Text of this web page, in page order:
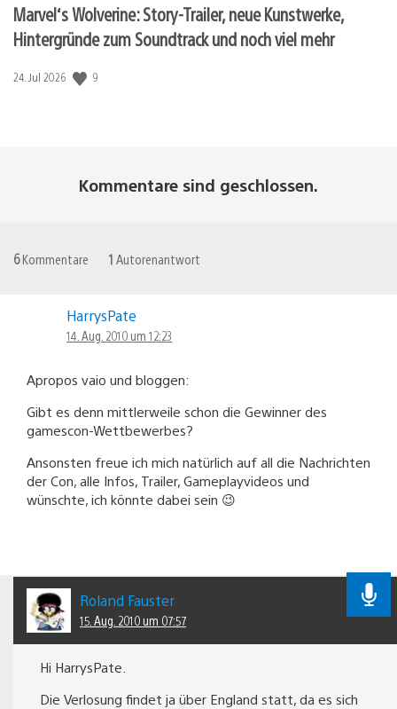
Marvel‘s Wolverine: Story-Trailer, neue Kunstwerke,
Hintergründe zum Soundtrack und noch viel mehr
Veröffentlichungsdatum:
24. Jul 2026 9
Kommentare sind geschlossen.
6Kommentare 1 Autorenantwort
HarrysPate
14. Aug. 2010 um 12:23
Apropos vaio und bloggen:
Gibt es denn mittlerweile schon die Gewinner des
gamescon-Wettbewerbes?
Ansonsten freue ich mich natürlich auf all die Nachrichten
der Con, alle Infos, Trailer, Gameplayvideos und
wünschte, ich könnte dabei sein 😉
Roland Fauster
15. Aug. 2010 um 07:57
Hi HarrysPate.
Die Verlosung findet ja über England statt, da es sich